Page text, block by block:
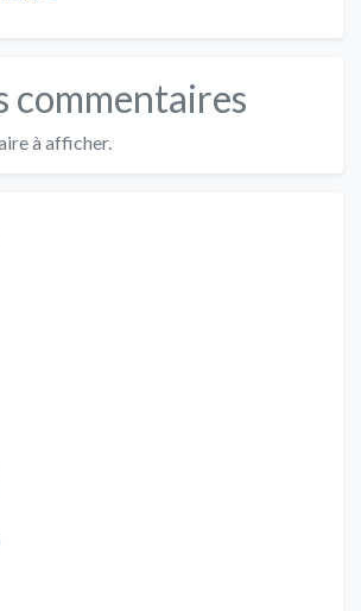
commentaires
à afficher.